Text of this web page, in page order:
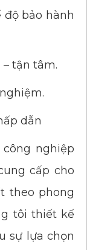
độ bảo hành
tận tâm.
dẫn
nghiệp
cấp cho
theo phong
tôi thiết kế
sự lựa chọn